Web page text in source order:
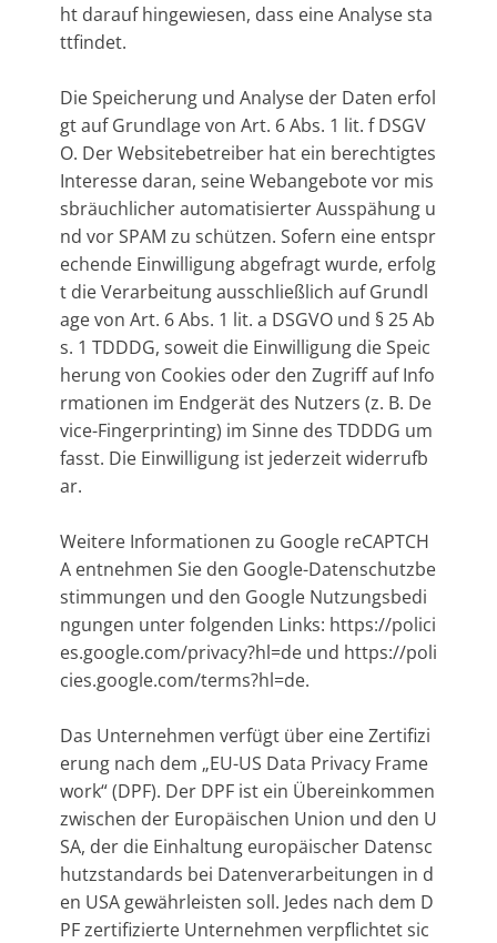
ht darauf hingewiesen, dass eine Analyse sta
ttfindet.
Die Speicherung und Analyse der Daten erfol
gt auf Grundlage von Art. 6 Abs. 1 lit. f DSGV
O. Der Websitebetreiber hat ein berechtigtes
Interesse daran, seine Webangebote vor mis
sbräuchlicher automatisierter Ausspähung u
nd vor SPAM zu schützen. Sofern eine entspr
echende Einwilligung abgefragt wurde, erfolg
t die Verarbeitung ausschließlich auf Grundl
age von Art. 6 Abs. 1 lit. a DSGVO und § 25 Ab
s. 1 TDDDG, soweit die Einwilligung die Speic
herung von Cookies oder den Zugriff auf Info
rmationen im Endgerät des Nutzers (z. B. De
vice-Fingerprinting) im Sinne des TDDDG um
fasst. Die Einwilligung ist jederzeit widerrufb
ar.
Weitere Informationen zu Google reCAPTCH
A entnehmen Sie den Google-Datenschutzbe
stimmungen und den Google Nutzungsbedi
ngungen unter folgenden Links: https://polici
es.google.com/privacy?hl=de und https://poli
cies.google.com/terms?hl=de.
Das Unternehmen verfügt über eine Zertifizi
erung nach dem „EU-US Data Privacy Frame
work“ (DPF). Der DPF ist ein Übereinkommen
zwischen der Europäischen Union und den U
SA, der die Einhaltung europäischer Datensc
hutzstandards bei Datenverarbeitungen in d
en USA gewährleisten soll. Jedes nach dem D
PF zertifizierte Unternehmen verpflichtet sic